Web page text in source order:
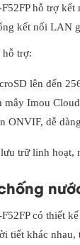
hỗ trợ
kết nối LAN
trợ:
lên đến
mây Imou
ONVIF, dễ
trữ linh hoạt,
có thiết
tiết khác